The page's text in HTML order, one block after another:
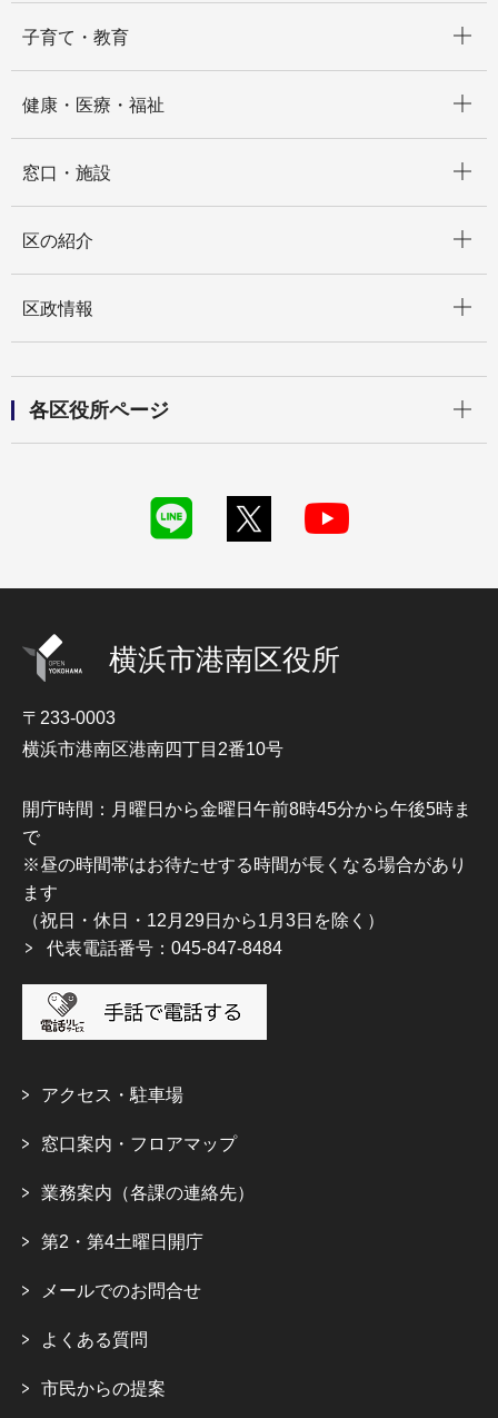
子育て・教育
健康・医療・福祉
窓口・施設
区の紹介
区政情報
各区役所ページ
横浜市港南区役所
〒233-0003
横浜市港南区港南四丁目2番10号
開庁時間：月曜日から金曜日午前8時45分から午後5時ま
で
※昼の時間帯はお待たせする時間が長くなる場合があり
ます
（祝日・休日・12月29日から1月3日を除く）
代表電話番号：045-847-8484
アクセス・駐車場
窓口案内・フロアマップ
業務案内（各課の連絡先）
第2・第4土曜日開庁
メールでのお問合せ
よくある質問
市民からの提案